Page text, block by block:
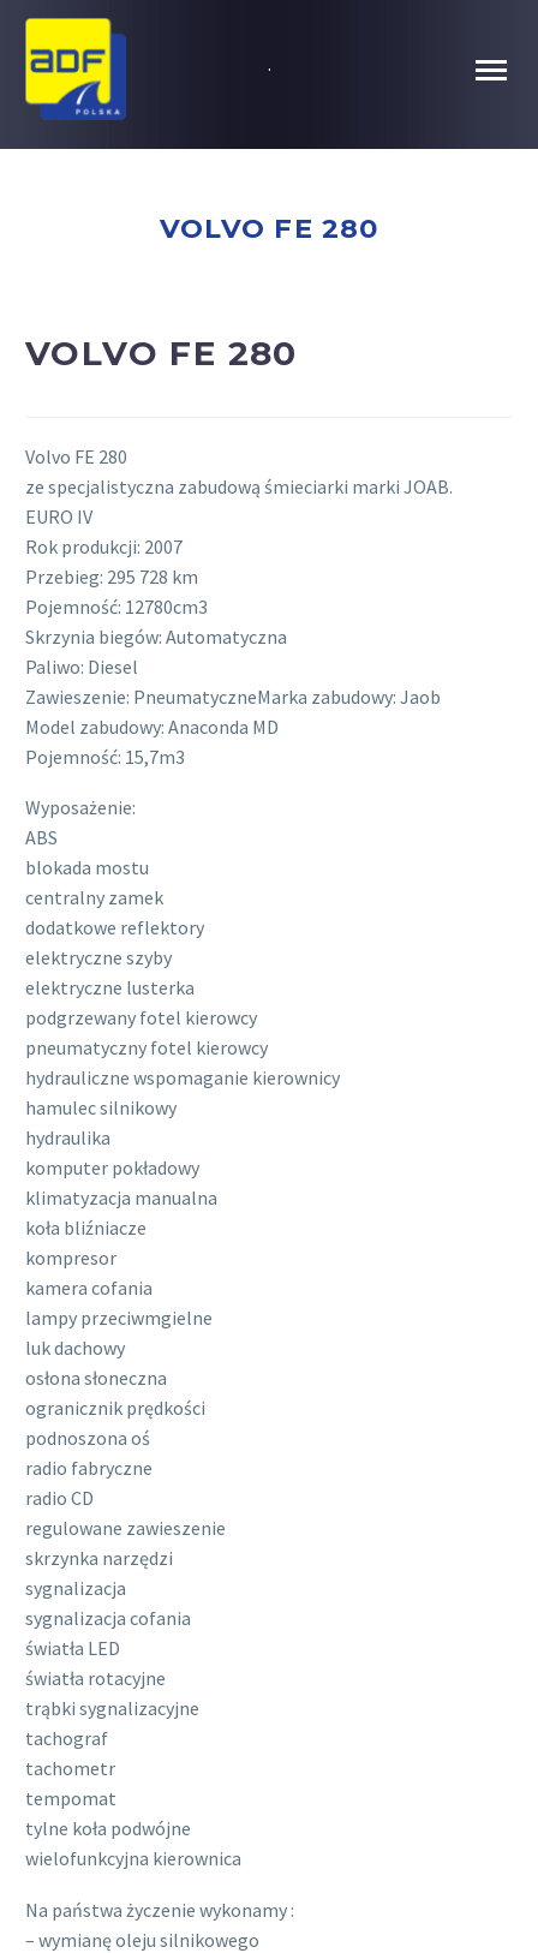
.
VOLVO FE 280
VOLVO FE 280
Volvo FE 280
ze specjalistyczna zabudową śmieciarki marki JOAB.
EURO IV
Rok produkcji: 2007
Przebieg: 295 728 km
Pojemność: 12780cm3
Skrzynia biegów: Automatyczna
Paliwo: Diesel
Zawieszenie: PneumatyczneMarka zabudowy: Jaob
Model zabudowy: Anaconda MD
Pojemność: 15,7m3
Wyposażenie:
ABS
blokada mostu
centralny zamek
dodatkowe reflektory
elektryczne szyby
elektryczne lusterka
podgrzewany fotel kierowcy
pneumatyczny fotel kierowcy
hydrauliczne wspomaganie kierownicy
hamulec silnikowy
hydraulika
komputer pokładowy
klimatyzacja manualna
koła bliźniacze
kompresor
kamera cofania
lampy przeciwmgielne
luk dachowy
osłona słoneczna
ogranicznik prędkości
podnoszona oś
radio fabryczne
radio CD
regulowane zawieszenie
skrzynka narzędzi
sygnalizacja
sygnalizacja cofania
światła LED
światła rotacyjne
trąbki sygnalizacyjne
tachograf
tachometr
tempomat
tylne koła podwójne
wielofunkcyjna kierownica
Na państwa życzenie wykonamy :
– wymianę oleju silnikowego